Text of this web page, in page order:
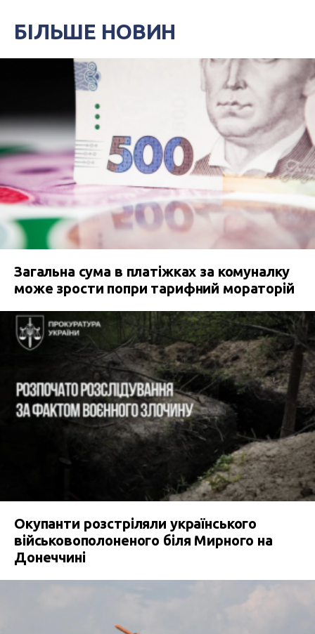
БІЛЬШЕ НОВИН
Загальна сума в платіжках за комуналку
може зрости попри тарифний мораторій
Окупанти розстріляли українського
військовополоненого біля Мирного на
Донеччині